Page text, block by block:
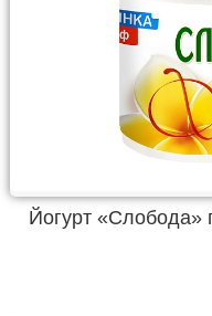
Йогурт «Слобода»